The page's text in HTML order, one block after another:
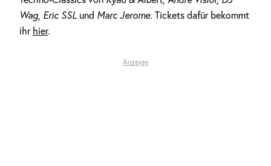
Wag, Eric SSL und Marc Jerome. Tickets dafür bekommt
ihr hier.
Anzeige